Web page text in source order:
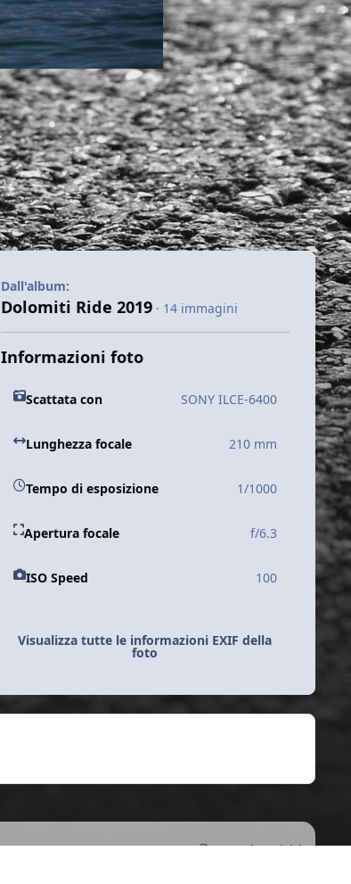
Dall'album:
Dolomiti Ride 2019 · 14 immagini
Informazioni foto
Scattata con SONY ILCE-6400
Lunghezza focale 210 mm
Tempo di esposizione 1/1000
Apertura focale f/6.3
ISO Speed 100
Visualizza tutte le informazioni EXIF della
foto
Tutte le Attività